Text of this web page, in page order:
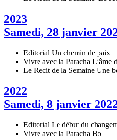
2023
Samedi, 28 janvier
Editorial Un chemin de paix
Vivre avec la Paracha L’âme
Le Recit de la Semaine Une
2022
Samedi, 8 janvier 2022
Editorial Le début du
Vivre avec la Paracha Bo